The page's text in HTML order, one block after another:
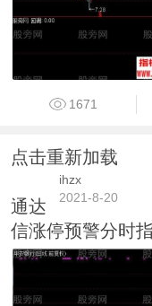
1671
点击重新加载
ihzx
2021-8-20
通达
信涨停预警分时